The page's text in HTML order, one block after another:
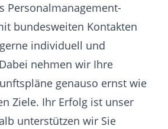
Personalmanagement-
bundesweiten Kontakten
individuell und
nehmen wir Ihre
genauso ernst wie
Ziele. Ihr Erfolg ist unser
unterstützen wir Sie